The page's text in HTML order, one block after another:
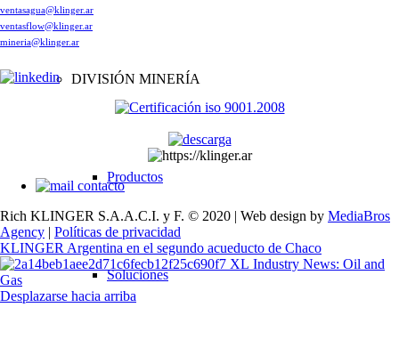
DIVISIÓN MINERÍA
Productos
Soluciones
ventasagua@klinger.ar
ventasflow@klinger.ar
mineria@klinger.ar
contacto
Rich KLINGER S.A.A.C.I. y F. © 2020 | Web design by MediaBros
Agency | Políticas de privacidad
KLINGER Argentina en el segundo acueducto de Chaco
Industry News: Oil and
Gas
Desplazarse hacia arriba